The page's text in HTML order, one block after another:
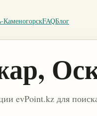
КаменогорскFAQБлог
evPoint.kz для